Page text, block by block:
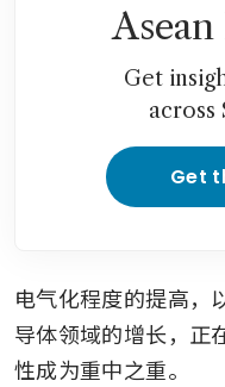
Get
across
Get
电气化程度的提高，
导体领域的增长，正
性成为重中之重。